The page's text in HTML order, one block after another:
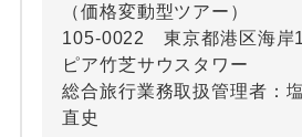
（価格変動型ツアー）
105-0022 東京都港区海
ピア竹芝サウスタワー
総合旅行業務取扱管理者：
直史